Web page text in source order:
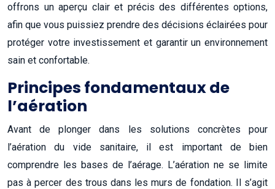
offrons un aperçu clair et précis des différentes options,
afin que vous puissiez prendre des décisions éclairées pour
protéger votre investissement et garantir un environnement
sain et confortable.
Principes fondamentaux de
l’aération
Avant de plonger dans les solutions concrètes pour
l’aération du vide sanitaire, il est important de bien
comprendre les bases de l’aérage. L’aération ne se limite
pas à percer des trous dans les murs de fondation. Il s’agit